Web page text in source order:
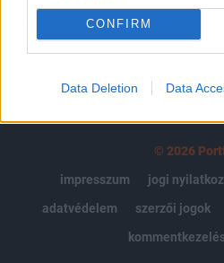
CONFIRM
Data Deletion Data
MÁR ELŐFIZETŐNK VAGY?
© 2026
impresszum
jogi
adatvédelem
szerzői jogok